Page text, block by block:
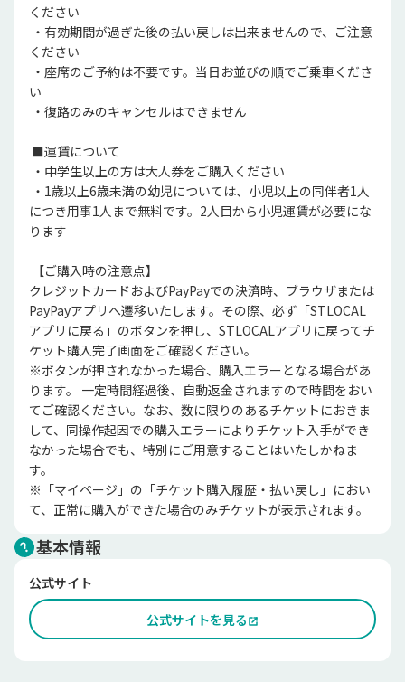
ください
ください
い
につき用事1人まで無料です。2人目から小児運賃が必要にな
ります
クレジットカードおよびPayPayでの決済時、ブラウザまたは
PayPayアプリへ遷移いたします。その際、必ず「STLOCAL
アプリに戻る」のボタンを押し、STLOCALアプリに戻ってチ
ケット購入完了画面をご確認ください。
※ボタンが押されなかった場合、購入エラーとなる場合があ
ります。 一定時間経過後、自動返金されますので時間をおい
てご確認ください。なお、数に限りのあるチケットにおきま
して、同操作起因での購入エラーによりチケット入手ができ
なかった場合でも、特別にご用意することはいたしかねま
す。
※「マイページ」の「チケット購入履歴・払い戻し」におい
て、正常に購入ができた場合のみチケットが表示されます。
基本情報
公式サイト
公式サイトを見る